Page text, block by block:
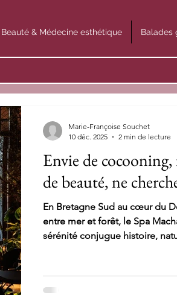
Beauté & Médecine esthétique Balades
Envie de
de beauté, ne
En Bretagne Sud au cœur du
entre mer et forêt, le Spa
sérénité conjugue histoire,
Marie-Françoise Souchet
10 déc. 2025
2 min de lecture